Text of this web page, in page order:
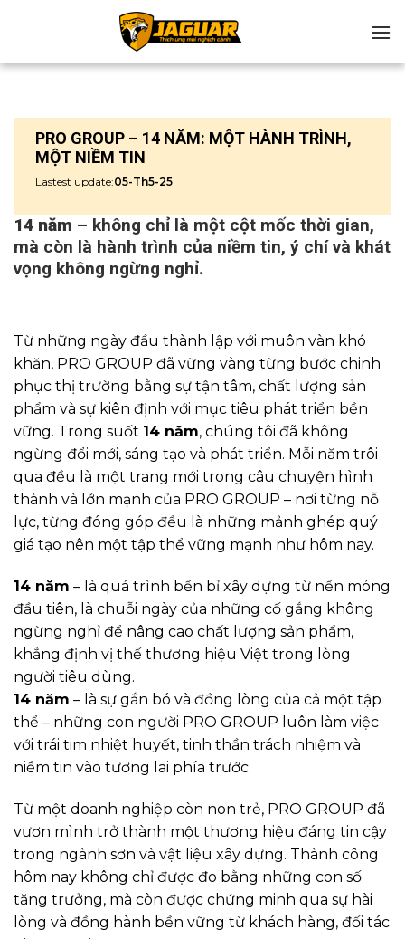
PRO GROUP – 14 NĂM: MỘT HÀNH TRÌNH,
MỘT NIỀM TIN
Lastest update:05-Th5-25
14 năm – không chỉ là một cột mốc thời gian,
mà còn là hành trình của niềm tin, ý chí và khát
vọng không ngừng nghỉ.
Từ những ngày đầu thành lập với muôn vàn khó
khăn, PRO GROUP đã vững vàng từng bước chinh
phục thị trường bằng sự tận tâm, chất lượng sản
phẩm và sự kiên định với mục tiêu phát triển bền
vững. Trong suốt 14 năm, chúng tôi đã không
ngừng đổi mới, sáng tạo và phát triển. Mỗi năm trôi
qua đều là một trang mới trong câu chuyện hình
thành và lớn mạnh của PRO GROUP – nơi từng nỗ
lực, từng đóng góp đều là những mảnh ghép quý
giá tạo nên một tập thể vững mạnh như hôm nay.
14 năm – là quá trình bền bỉ xây dựng từ nền móng
đầu tiên, là chuỗi ngày của những cố gắng không
ngừng nghỉ để nâng cao chất lượng sản phẩm,
khẳng định vị thế thương hiệu Việt trong lòng
người tiêu dùng.
14 năm – là sự gắn bó và đồng lòng của cả một tập
thể – những con người PRO GROUP luôn làm việc
với trái tim nhiệt huyết, tinh thần trách nhiệm và
niềm tin vào tương lai phía trước.
Từ một doanh nghiệp còn non trẻ, PRO GROUP đã
vươn mình trở thành một thương hiệu đáng tin cậy
trong ngành sơn và vật liệu xây dựng. Thành công
hôm nay không chỉ được đo bằng những con số
tăng trưởng, mà còn được chứng minh qua sự hài
lòng và đồng hành bền vững từ khách hàng, đối tác